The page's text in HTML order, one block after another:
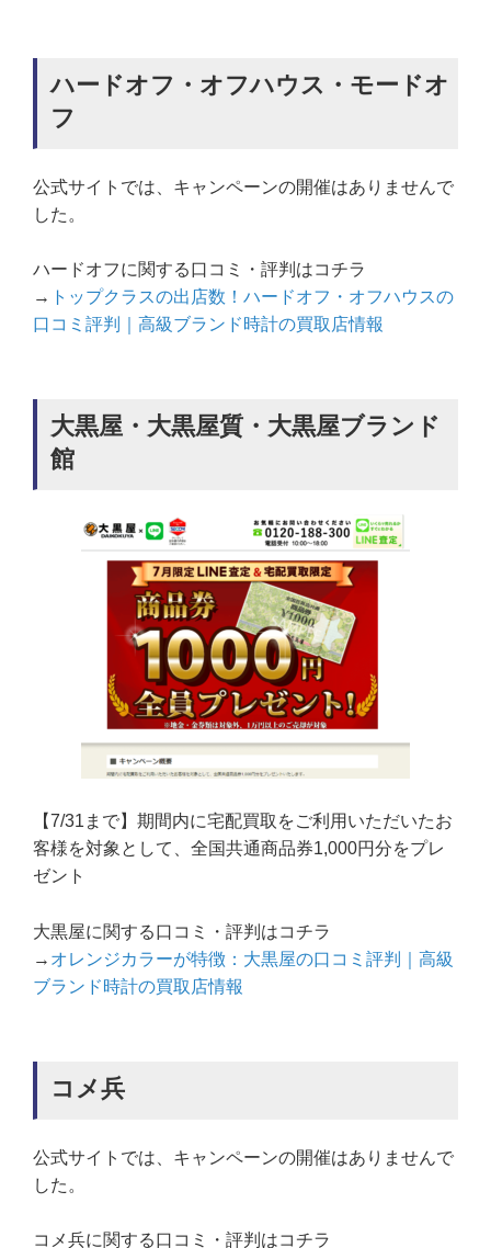
ハードオフ・オフハウス・モードオ
フ
公式サイトでは、キャンペーンの開催はありませんで
した。
ハードオフに関する口コミ・評判はコチラ
→ トップクラスの出店数！ハードオフ・オフハウスの
口コミ評判｜高級ブランド時計の買取店情報
大黒屋・大黒屋質・大黒屋ブランド
館
【7/31まで】期間内に宅配買取をご利用いただいたお
客様を対象として、全国共通商品券1,000円分をプレ
ゼント
大黒屋に関する口コミ・評判はコチラ
→ オレンジカラーが特徴：大黒屋の口コミ評判｜高級
ブランド時計の買取店情報
コメ兵
公式サイトでは、キャンペーンの開催はありませんで
した。
コメ兵に関する口コミ・評判はコチラ